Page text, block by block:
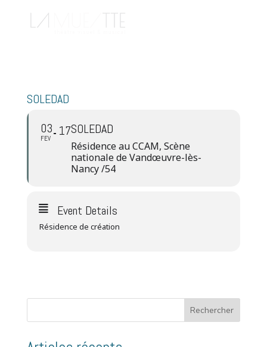
SOLEDAD
03
FEV 17SOLEDAD
Résidence au CCAM, Scène
nationale de Vandœuvre-lès-
Nancy /54
Event Details
Résidence de création
Rechercher